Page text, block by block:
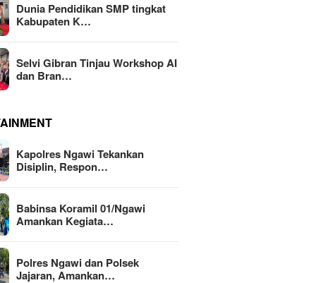
Dunia Pendidikan SMP tingkat
Kabupaten K…
Selvi Gibran Tinjau Workshop AI
dan Bran…
Kapolres Ngawi Tekankan
Disiplin, Respon…
Babinsa Koramil 01/Ngawi
Amankan Kegiata…
Polres Ngawi dan Polsek
Jajaran, Amankan…